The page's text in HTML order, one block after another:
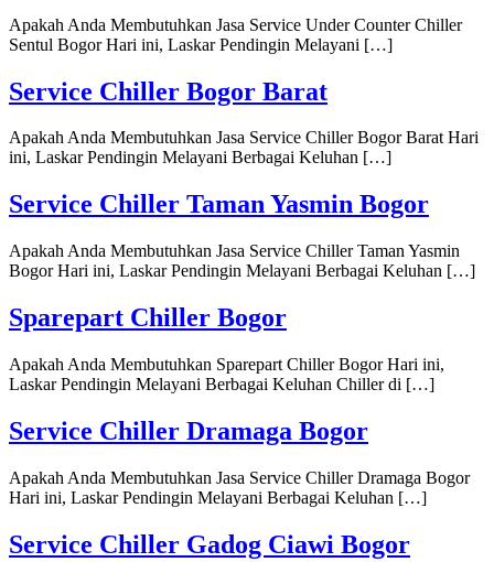
Apakah Anda Membutuhkan Jasa Service Under Counter Chiller
Sentul Bogor Hari ini, Laskar Pendingin Melayani […]
Service Chiller Bogor Barat
Apakah Anda Membutuhkan Jasa Service Chiller Bogor Barat Hari
ini, Laskar Pendingin Melayani Berbagai Keluhan […]
Service Chiller Taman Yasmin Bogor
Apakah Anda Membutuhkan Jasa Service Chiller Taman Yasmin
Bogor Hari ini, Laskar Pendingin Melayani Berbagai Keluhan […]
Sparepart Chiller Bogor
Apakah Anda Membutuhkan Sparepart Chiller Bogor Hari ini,
Laskar Pendingin Melayani Berbagai Keluhan Chiller di […]
Service Chiller Dramaga Bogor
Apakah Anda Membutuhkan Jasa Service Chiller Dramaga Bogor
Hari ini, Laskar Pendingin Melayani Berbagai Keluhan […]
Service Chiller Gadog Ciawi Bogor